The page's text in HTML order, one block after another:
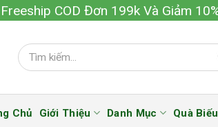
Freeship COD Đơn 199k Và Giảm
Chủ Giới Thiệu Danh Mục Quà